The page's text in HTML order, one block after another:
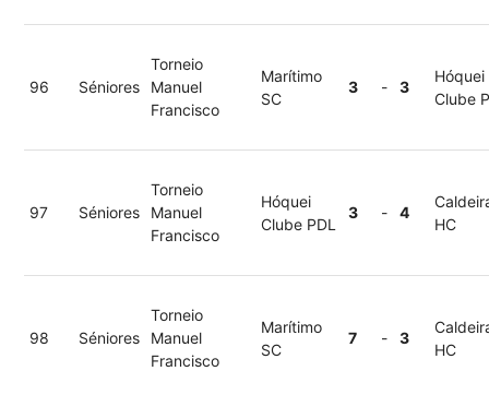
96 Séniores
Torneio
Manuel
Francisco
Marítimo
SC
3 - 3
Hóquei
Clube
97 Séniores
Torneio
Manuel
Francisco
Hóquei
Clube PDL
3 - 4
HC
98 Séniores
Torneio
Manuel
Francisco
Marítimo
SC
7 - 3
HC